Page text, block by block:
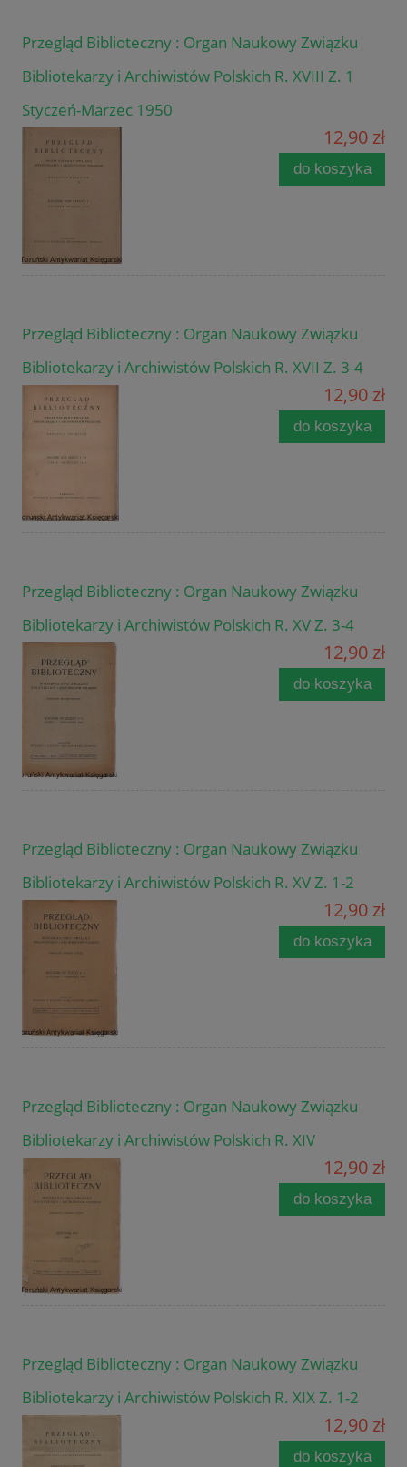
Przegląd Biblioteczny : Organ Naukowy Związku
Bibliotekarzy i Archiwistów Polskich R. XVIII Z. 1
Styczeń-Marzec 1950
12,90 zł
do koszyka
Przegląd Biblioteczny : Organ Naukowy Związku
Bibliotekarzy i Archiwistów Polskich R. XVII Z. 3-4
12,90 zł
do koszyka
Przegląd Biblioteczny : Organ Naukowy Związku
Bibliotekarzy i Archiwistów Polskich R. XV Z. 3-4
12,90 zł
do koszyka
Przegląd Biblioteczny : Organ Naukowy Związku
Bibliotekarzy i Archiwistów Polskich R. XV Z. 1-2
12,90 zł
do koszyka
Przegląd Biblioteczny : Organ Naukowy Związku
Bibliotekarzy i Archiwistów Polskich R. XIV
12,90 zł
do koszyka
Przegląd Biblioteczny : Organ Naukowy Związku
Bibliotekarzy i Archiwistów Polskich R. XIX Z. 1-2
12,90 zł
do koszyka